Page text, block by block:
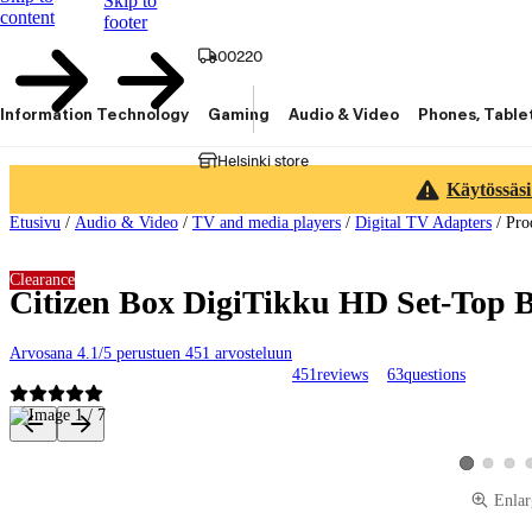
content
footer
00220
Helsinki store
Information Technology Gaming Audio & Video Phones,
Etusivu / Audio & Video / TV and media players / Digital TV Adapters /
Citizen Box DigiTikku HD Set-Top
Arvosana 4.1/5 perustuen 451 arvosteluun
451reviews 63questions
Clearance
Product images and videos
ViewView View